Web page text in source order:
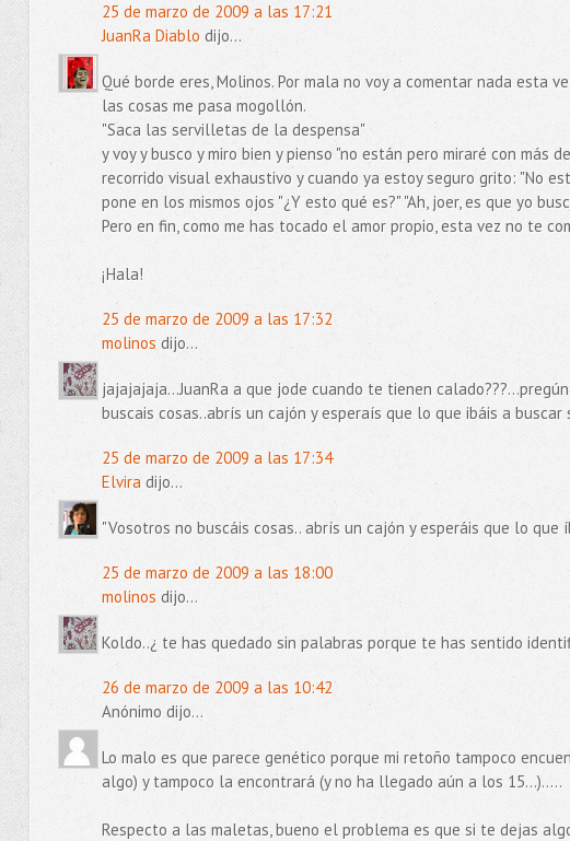
25 de marzo de 2009 a las 17:21
JuanRa Diablo dijo...
Qué borde eres, Molinos. Por mala no voy a comentar nada esta
las cosas me pasa mogollón.
"Saca las servilletas de la despensa"
y voy y busco y miro bien y pienso "no están pero miraré con más
recorrido visual exhaustivo y cuando ya estoy seguro grito: "No
pone en los mismos ojos "¿Y esto qué es?" "Ah, joer, es que yo
Pero en fin, como me has tocado el amor propio, esta vez no te
¡Hala!
25 de marzo de 2009 a las 17:32
molinos dijo...
jajajajaja...JuanRa a que jode cuando te tienen
buscais cosas..abrís un cajón y esperaís que lo que ibáis a buscar
25 de marzo de 2009 a las 17:34
Elviradijo...
"Vosotros no buscáis cosas.. abrís un cajón y esperáis que lo que
25 de marzo de 2009 a las 18:00
molinos dijo...
Koldo..¿ te has quedado sin palabras porque te has sentido
26 de marzo de 2009 a las 10:42
Anónimo dijo...
Lo malo es que parece genético porque mi retoño tampoco
algo) y tampoco la encontrará (y no ha llegado aún a los 15...).....
Respecto a las maletas, bueno el problema es que si te dejas